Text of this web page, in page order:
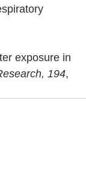
exposure in
194,